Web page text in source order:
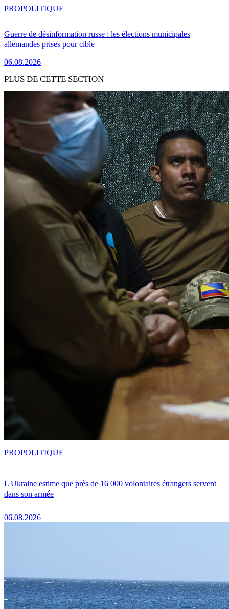
Guerre de désinformation russe : les élections municipales
allemandes prises pour cible
06.08.2026
PROPOLITIQUE
PLUS DE CETTE SECTION
L'Ukraine estime que près de 16 000 volontaires étrangers servent
dans son armée
06.08.2026
PROPOLITIQUE